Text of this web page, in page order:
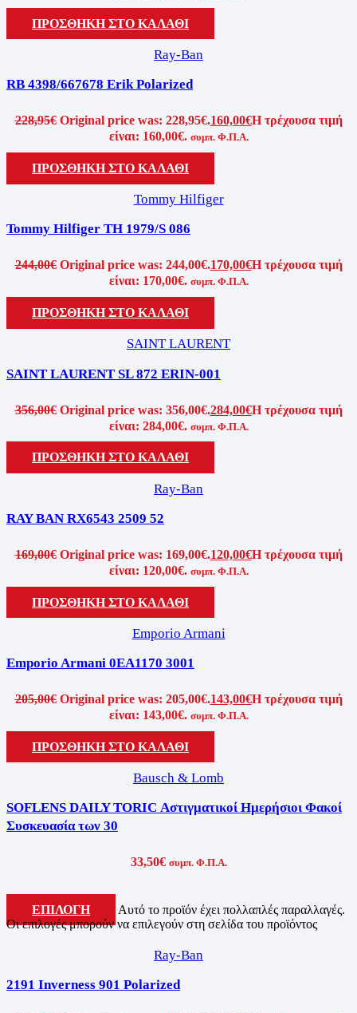
ΠΡΟΣΘΗΚΗ ΣΤΟ ΚΑΛΑΘΙ
Ray-Ban
RB 4398/667678 Erik Polarized
228,95€ Original price was: 228,95€.160,00€Η τρέχουσα τιμή
είναι: 160,00€. συμπ. Φ.Π.Α.
ΠΡΟΣΘΗΚΗ ΣΤΟ ΚΑΛΑΘΙ
Tommy Hilfiger
Tommy Hilfiger TH 1979/S 086
244,00€ Original price was: 244,00€.170,00€Η τρέχουσα τιμή
είναι: 170,00€. συμπ. Φ.Π.Α.
ΠΡΟΣΘΗΚΗ ΣΤΟ ΚΑΛΑΘΙ
SAINT LAURENT
SAINT LAURENT SL 872 ERIN-001
356,00€ Original price was: 356,00€.284,00€Η τρέχουσα τιμή
είναι: 284,00€. συμπ. Φ.Π.Α.
ΠΡΟΣΘΗΚΗ ΣΤΟ ΚΑΛΑΘΙ
Ray-Ban
RAY BAN RX6543 2509 52
169,00€ Original price was: 169,00€.120,00€Η τρέχουσα τιμή
είναι: 120,00€. συμπ. Φ.Π.Α.
ΠΡΟΣΘΗΚΗ ΣΤΟ ΚΑΛΑΘΙ
Emporio Armani
Emporio Armani 0EA1170 3001
205,00€ Original price was: 205,00€.143,00€Η τρέχουσα τιμή
είναι: 143,00€. συμπ. Φ.Π.Α.
ΠΡΟΣΘΗΚΗ ΣΤΟ ΚΑΛΑΘΙ
Bausch & Lomb
SOFLENS DAILY TORIC Αστιγματικοί Ημερήσιοι Φακοί
Συσκευασία των 30
33,50€ συμπ. Φ.Π.Α.
ΕΠΙΛΟΓΗ
Αυτό το προϊόν έχει πολλαπλές παραλλαγές.
Οι επιλογές μπορούν να επιλεγούν στη σελίδα του προϊόντος
Ray-Ban
2191 Inverness 901 Polarized